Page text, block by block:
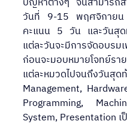
วันที่ 9-15 พฤศจิกายน
คะแนน 5 วัน และวันสุด
แต่ละวันจะมีการจัดอบรม
ก่อนจะมอบหมายโจทย์ร
แต่ละหมวดไปจนถึงวันสุ
Management,
Programming,
System, Presentation